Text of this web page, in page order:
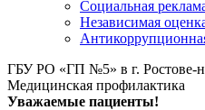
Социальная
Независимая
ГБУ РО «ГП №5» в г. Ростове-
Медицинская профилактика
Уважаемые пациенты!